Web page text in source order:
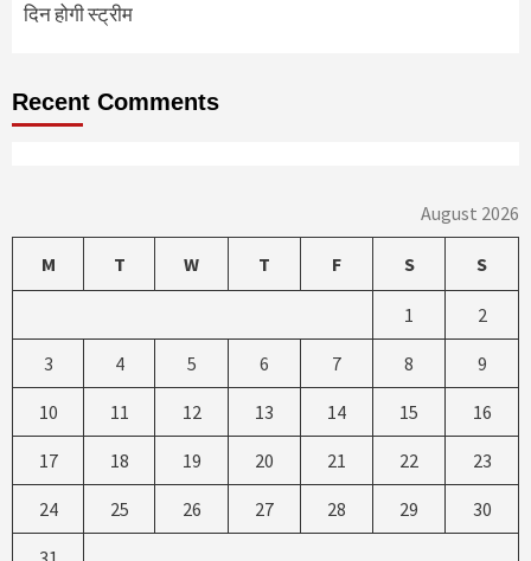
दिन होगी स्ट्रीम
Recent Comments
August 2026
M T W T F S S
1 2
3 4 5 6 7 8 9
10 11 12 13 14 15 16
17 18 19 20 21 22 23
24 25 26 27 28 29 30